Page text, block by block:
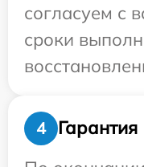
согласуем с
сроки
4
Гарантия